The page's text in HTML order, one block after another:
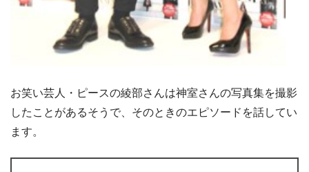
お笑い芸人・ピースの綾部さんは神室さんの写真集を撮影
したことがあるそうで、そのときのエピソードを話してい
ます。